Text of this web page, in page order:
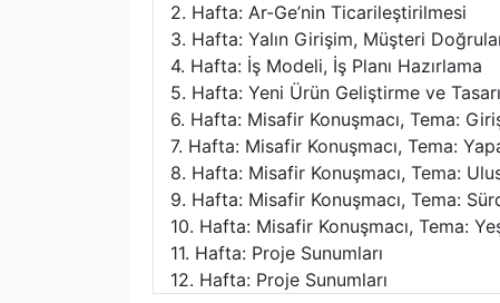
2. Hafta: Ar-Ge’nin Ticarileştirilmesi
3. Hafta: Yalın Girişim, Müşteri
4. Hafta: İş Modeli, İş Planı Hazırlama
5. Hafta: Yeni Ürün Geliştirme ve
6. Hafta: Misafir Konuşmacı, Tema:
7. Hafta: Misafir Konuşmacı, Tema:
8. Hafta: Misafir Konuşmacı, Tema:
9. Hafta: Misafir Konuşmacı, Tema:
10. Hafta: Misafir Konuşmacı, Tema:
11. Hafta: Proje Sunumları
12. Hafta: Proje Sunumları